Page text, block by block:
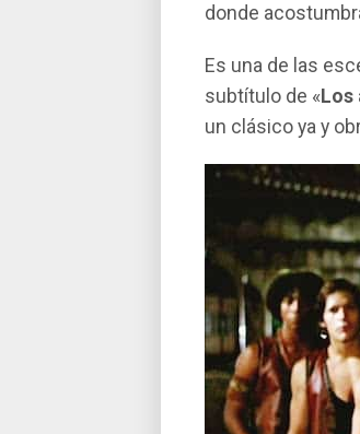
donde
Es una de las
subtí­tulo de «Los
un clásico ya y